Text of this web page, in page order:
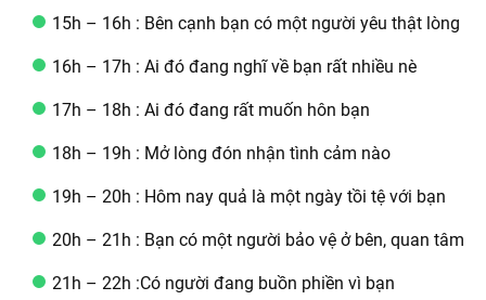
15h – 16h : Bên cạnh bạn có một người yêu thật lòng
16h – 17h : Ai đó đang nghĩ về bạn rất nhiều nè
17h – 18h : Ai đó đang rất muốn hôn bạn
18h – 19h : Mở lòng đón nhận tình cảm nào
19h – 20h : Hôm nay quả là một ngày tồi tệ với bạn
20h – 21h : Bạn có một người bảo vệ ở bên, quan tâm
21h – 22h :Có người đang buồn phiền vì bạn